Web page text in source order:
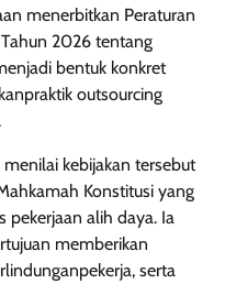
menerbitkan Peraturan
2026 tentang
bentuk konkret
outsourcing
menilai kebijakan tersebut
Konstitusi yang
pekerjaan alih daya. Ia
memberikan
serta